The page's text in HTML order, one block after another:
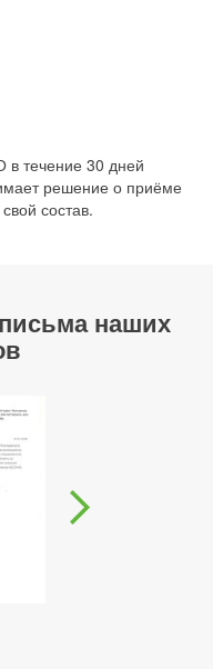
в течение 30 дней
решение о приёме
состав.
наших